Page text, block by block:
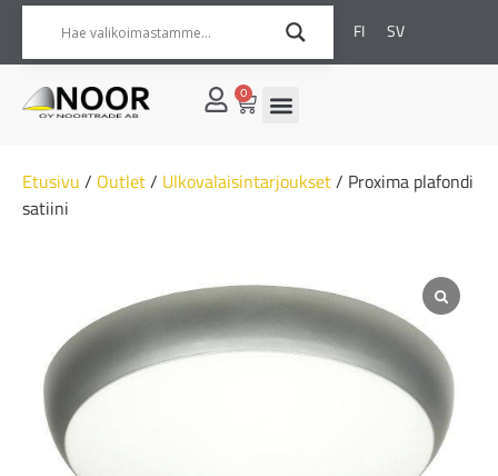
FI SV
0
Etusivu / Outlet/ Ulkovalaisintarjoukset/ Proxima plafondi
satiini